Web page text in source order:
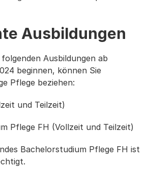
Ausbildungen
Ausbildungen ab
beginnen, können Sie
Pflege beziehen:
und Teilzeit)
Pflege FH (Vollzeit und Teilzeit)
Bachelorstudium Pflege FH ist